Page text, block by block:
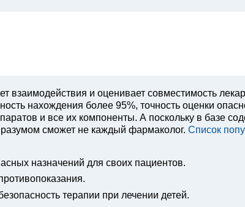
взаимодействия и оценивает совместимость
нахождения более 95%, точность оценки
и все их компоненты. А поскольку в базе
разумом сможет не каждый фармаколог.Список
назначений для своих пациентов.
терапии при лечении детей.